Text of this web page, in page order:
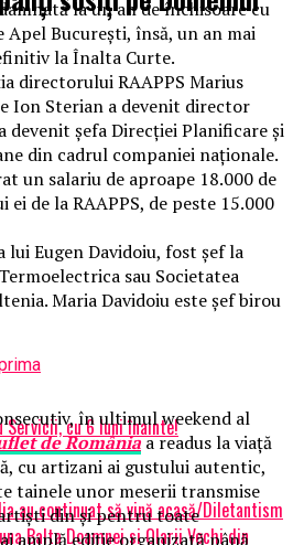
la un an de închisoare cu
Apel București, însă, un an mai
la Înalta Curte.
directorului RAAPPS Marius
Ion Sterian a devenit director
devenit șefa Direcției Planificare și
din cadrul companiei naționale.
un salariu de aproape 18.000 de
ei de la RAAPPS, de peste 15.000
lui Eugen Davidoiu, fost şef la
sau Societatea
Maria Davidoiu este șef birou
Servicii, cu 6 luni înainte!
au continuat să vină acasă/Diletantism
Balta Doamnei si Olarii Vechi din
în ultimul weekend al
de Româniaa readus la viață
cu artizani ai gustului autentic,
tainele unor meserii transmise
din și pentru toate
amplă ediție organizată până